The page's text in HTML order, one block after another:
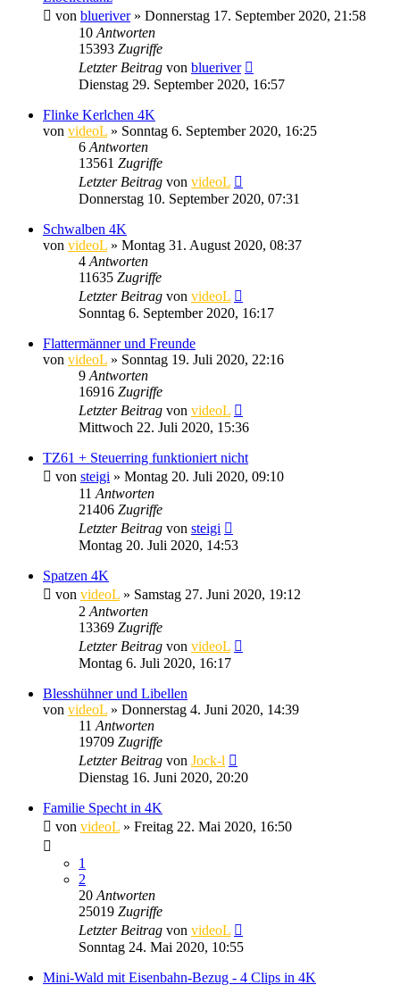
von blueriver» Donnerstag 17. September 2020, 21:58
10 Antworten
15393 Zugriffe
Letzter Beitrag von blueriver
Dienstag 29. September 2020, 16:57
Flinke Kerlchen 4K
von videoL » Sonntag 6. September 2020, 16:25
6 Antworten
13561 Zugriffe
Letzter Beitrag von videoL
Donnerstag 10. September 2020, 07:31
Schwalben 4K
von videoL » Montag 31. August 2020, 08:37
4 Antworten
11635 Zugriffe
Letzter Beitrag von videoL
Sonntag 6. September 2020, 16:17
Flattermänner und Freunde
von videoL » Sonntag 19. Juli 2020, 22:16
9 Antworten
16916 Zugriffe
Letzter Beitrag von videoL
Mittwoch 22. Juli 2020, 15:36
TZ61 + Steuerring funktioniert nicht
von steigi » Montag 20. Juli 2020, 09:10
11 Antworten
21406 Zugriffe
Letzter Beitrag von steigi
Montag 20. Juli 2020, 14:53
Spatzen 4K
von videoL » Samstag 27. Juni 2020, 19:12
2 Antworten
13369 Zugriffe
Letzter Beitrag von videoL
Montag 6. Juli 2020, 16:17
Blesshühner und Libellen
von videoL » Donnerstag 4. Juni 2020, 14:39
11 Antworten
19709 Zugriffe
Letzter Beitrag von Jock-l
Dienstag 16. Juni 2020, 20:20
Familie Specht in 4K
von videoL » Freitag 22. Mai 2020, 16:50
1
2
20 Antworten
25019 Zugriffe
Letzter Beitrag von videoL
Sonntag 24. Mai 2020, 10:55
Mini-Wald mit Eisenbahn-Bezug - 4 Clips in 4K